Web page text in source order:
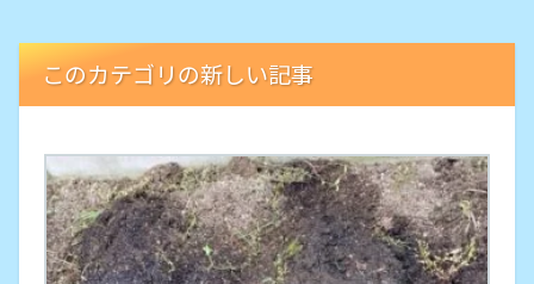
このカテゴリの新しい記事